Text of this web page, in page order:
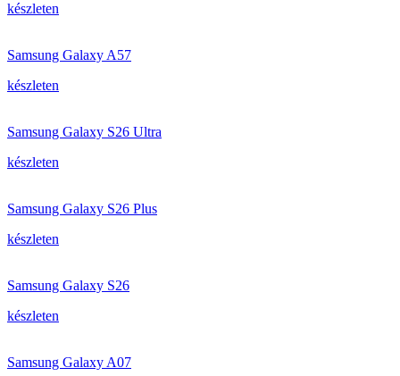
készleten
Samsung Galaxy A57
készleten
Samsung Galaxy S26 Ultra
készleten
Samsung Galaxy S26 Plus
készleten
Samsung Galaxy S26
készleten
Samsung Galaxy A07